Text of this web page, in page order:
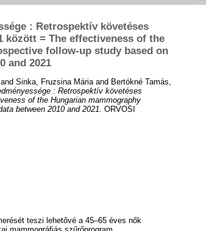
: Retrospektív követéses
között = The effectiveness of the
follow-up study based on
and 2021
and Sinka, Fruzsina Mária and Bertókné Tamás,
: Retrospektív követéses
of the Hungarian mammography
between 2010 and 2021. ORVOSI
teszi lehetővé a 45–65 éves nők